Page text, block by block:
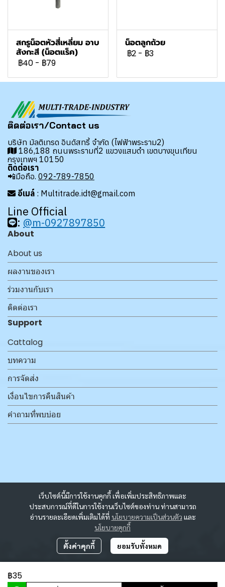
สกรูน็อตหัวสี่เหลี่ยม อาบ
สังกะสี (น็อตแร็ค)
฿40 - ฿79
น็อตลูกถ้วย
฿2 - ฿3
฿35
เว็บไซต์นี้มีการใช้งานคุกกี้ เพื่อเพิ่มประสิทธิภาพและ
ประสบการณ์ที่ดีในการใช้งานเว็บไซต์ของท่าน ท่านสามารถ
อ่านรายละเอียดเพิ่มเติมได้ที่ นโยบายความเป็นส่วนตัว และ
นโยบายคุกกี้
ตั้งค่าคุกกี้ ยอมรับทั้งหมด
ติดต่อเรา/Contact us
บริษัท มัลติเทรด อินดัสทรี้ จำกัด (ไฟฟ้าพระราม2)
186,188 ถนนพระรามที่2 แขวงแสมดำ เขตบางขุนเทียน
กรุงเทพฯ 10150
ติดต่อเรา
📲มือถือ. 092-789-7850
อีเมล์ : Multitrade.idt@gmail.com
Line Official
: @m-0927897850
About
About us
ผลงานของเรา
ร่วมงานกับเรา
ติดต่อเรา
Support
Cattalog
บทความ
การจัดส่ง
เงื่อนไขการคืนสินค้า
คำถามที่พบบ่อย
ผู้เข้าชมขณะนี้536